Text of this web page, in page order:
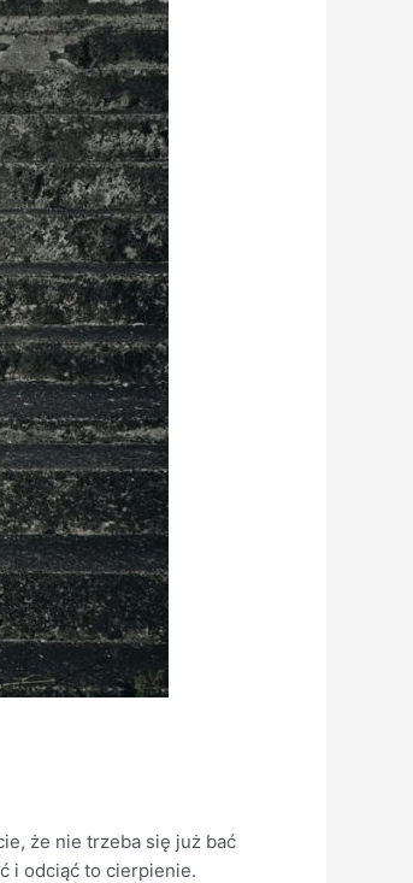
że nie trzeba się już bać
i odciąć to cierpienie.